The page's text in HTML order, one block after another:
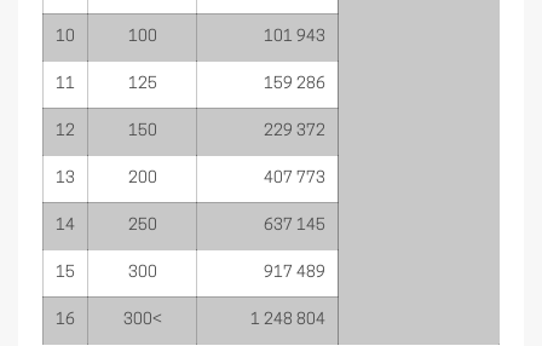
10 100 101 943
11 125 159 286
12 150 229 372
13 200 407 773
14 250 637 145
15 300 917 489
16 300< 1 248 804